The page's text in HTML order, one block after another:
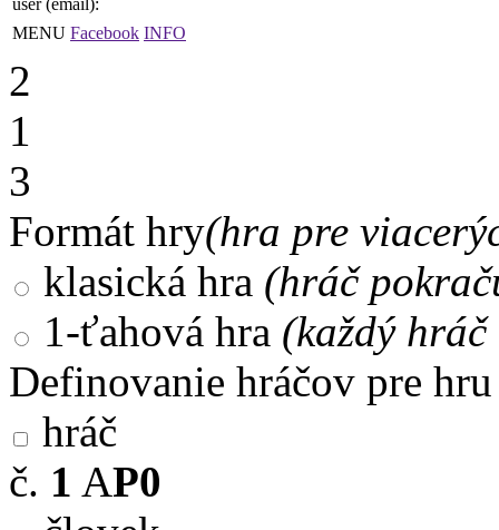
MENU Facebook INFO
2
1
3
Formát hry(hra pre
klasická hra (hráč
1-ťahová hra (každý
Definovanie hráčov pre hru
hráč
č. 1 AP0